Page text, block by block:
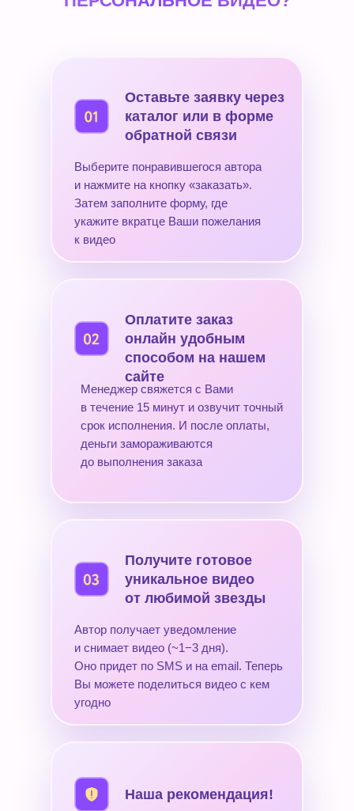
Выберите понравившегося автора
и нажмите на кнопку «заказать».
Затем заполните форму, где
укажите вкратце Ваши пожелания
к видео
Оставьте заявку через
каталог или в форме
обратной связи
Менеджер свяжется с Вами
в течение 15 минут и озвучит точный
срок исполнения. И после оплаты,
деньги замораживаются
до выполнения заказа
Оплатите заказ
онлайн удобным
способом на нашем
сайте
Автор получает уведомление
и снимает видео (~1−3 дня).
Оно придет по SMS и на email. Теперь
Вы можете поделиться видео с кем
угодно
Получите готовое
уникальное видео
от любимой звезды
Наша рекомендация!